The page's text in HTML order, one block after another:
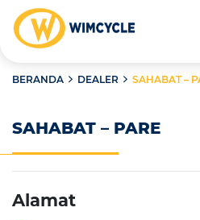
BERANDA DEALER SAHABAT –
SAHABAT – PARE
Alamat